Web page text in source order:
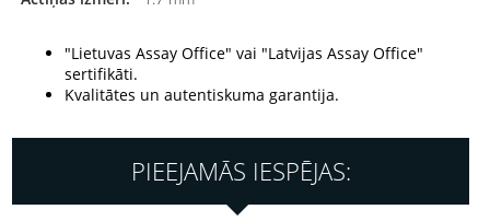
"Lietuvas Assay Office" vai "Latvijas Assay Office"
sertifikāti.
Kvalitātes un autentiskuma garantija.
PIEEJAMĀS IESPĒJAS: